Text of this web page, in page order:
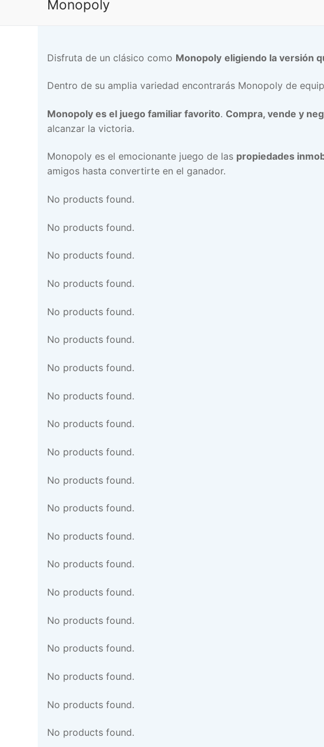
Monopoly
Disfruta de un clásico como Monopoly eligiendo la versión
Dentro de su amplia variedad encontrarás Monopoly de
Monopoly es el juego familiar favorito. Compra, vende y
alcanzar la victoria.
Monopoly es el emocionante juego de las propiedades
amigos hasta convertirte en el ganador.
No products found.
No products found.
No products found.
No products found.
No products found.
No products found.
No products found.
No products found.
No products found.
No products found.
No products found.
No products found.
No products found.
No products found.
No products found.
No products found.
No products found.
No products found.
No products found.
No products found.